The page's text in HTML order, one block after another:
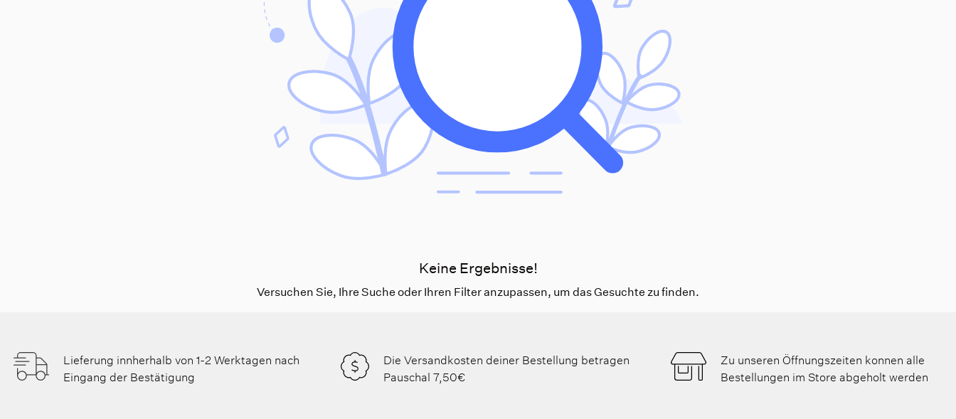
Keine Ergebnisse!
Versuchen Sie, Ihre Suche oder Ihren Filter anzupassen, um das Gesuchte zu finden.
Lieferung innherhalb von 1-2 Werktagen nach
Eingang der Bestätigung
Die Versandkosten deiner Bestellung betragen
Pauschal 7,50€
Zu unseren Öffnungszeiten konnen alle
Bestellungen im Store abgeholt werden